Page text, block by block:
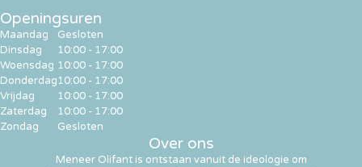
Over ons
Meneer Olifant is ontstaan vanuit de ideologie om
Openingsuren
Maandag
Dinsdag
Woensdag
Donderdag
Vrijdag
Zaterdag
Zondag
Gesloten
10:00 - 17:00
10:00 - 17:00
10:00 - 17:00
10:00 - 17:00
10:00 - 17:00
Gesloten